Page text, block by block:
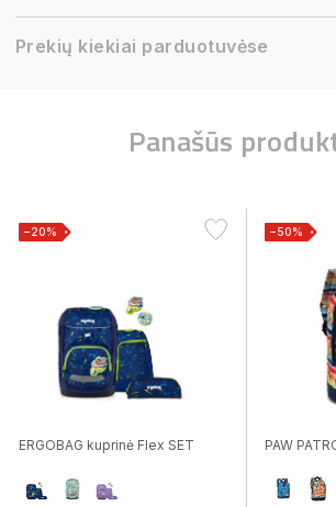
Prekių kiekiai parduotuvėse
Panašūs
−20%
ERGOBAG kuprinė Flex SET
−50%
PAW